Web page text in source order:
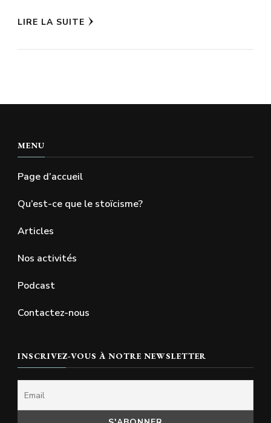
LIRE LA SUITE
MENU
Page d’accueil
Qu’est-ce que le stoïcisme?
Articles
Nos activités
Podcast
Contactez-nous
INSCRIVEZ-VOUS À NOTRE NEWSLETTER